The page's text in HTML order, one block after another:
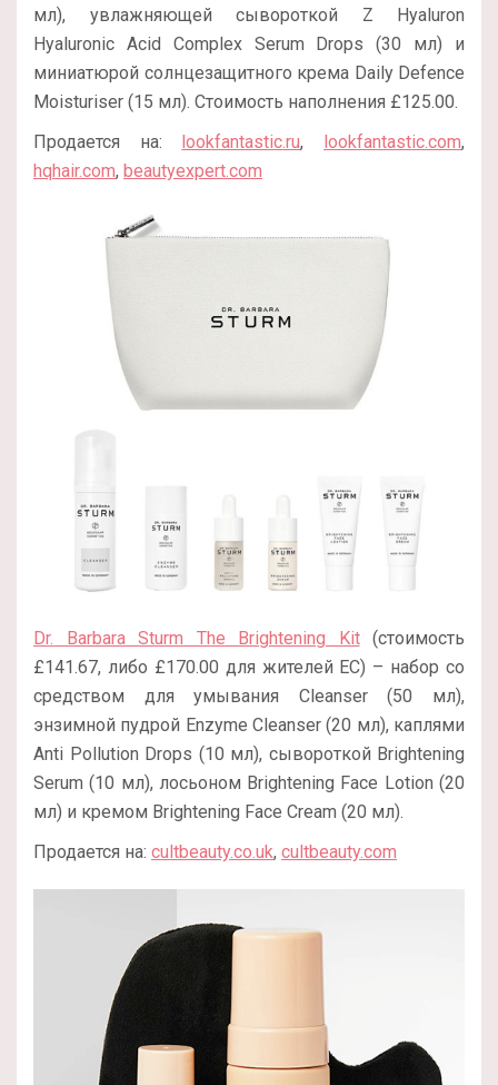
мл), увлажняющей сывороткой Z Hyaluron
Hyaluronic Acid Complex Serum Drops (30 мл) и
миниатюрой солнцезащитного крема Daily Defence
Moisturiser (15 мл). Стоимость наполнения £125.00.
Продается на: lookfantastic.ru, lookfantastic.com,
hqhair.com, beautyexpert.com
Dr. Barbara Sturm The Brightening Kit(стоимость
£141.67, либо £170.00 для жителей ЕС) – набор со
средством для умывания Cleanser (50 мл),
энзимной пудрой Enzyme Cleanser (20 мл), каплями
Anti Pollution Drops (10 мл), сывороткой Brightening
Serum (10 мл), лосьоном Brightening Face Lotion (20
мл) и кремом Brightening Face Cream (20 мл).
Продается на: cultbeauty.co.uk, cultbeauty.com